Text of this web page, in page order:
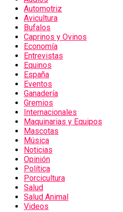
Automotriz
Avicultura
Bufalos
Caprinos y Ovinos
Economía
Entrevistas
Equinos
España
Eventos
Ganadería
Gremios
Internacionales
Maquinarias y Equipos
Mascotas
Música
Noticias
Opinión
Política
Porcicultura
Salud
Salud Animal
Videos